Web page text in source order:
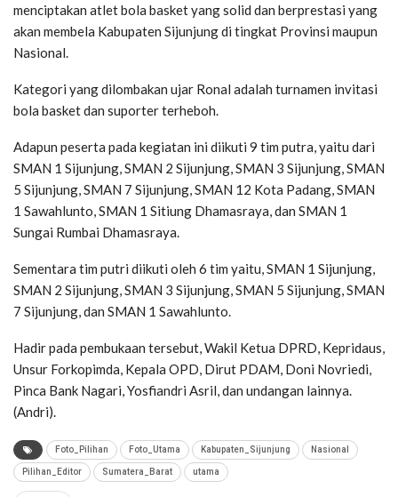
menciptakan atlet bola basket yang solid dan berprestasi yang
akan membela Kabupaten Sijunjung di tingkat Provinsi maupun
Nasional.
Kategori yang dilombakan ujar Ronal adalah turnamen invitasi
bola basket dan suporter terheboh.
Adapun peserta pada kegiatan ini diikuti 9 tim putra, yaitu dari
SMAN 1 Sijunjung, SMAN 2 Sijunjung, SMAN 3 Sijunjung, SMAN
5 Sijunjung, SMAN 7 Sijunjung, SMAN 12 Kota Padang, SMAN
1 Sawahlunto, SMAN 1 Sitiung Dhamasraya, dan SMAN 1
Sungai Rumbai Dhamasraya.
Sementara tim putri diikuti oleh 6 tim yaitu, SMAN 1 Sijunjung,
SMAN 2 Sijunjung, SMAN 3 Sijunjung, SMAN 5 Sijunjung, SMAN
7 Sijunjung, dan SMAN 1 Sawahlunto.
Hadir pada pembukaan tersebut, Wakil Ketua DPRD, Kepridaus,
Unsur Forkopimda, Kepala OPD, Dirut PDAM, Doni Novriedi,
Pinca Bank Nagari, Yosfiandri Asril, dan undangan lainnya.
(Andri).
Foto_Pilihan Foto_Utama Kabupaten_Sijunjung Nasional
Pilihan_Editor Sumatera_Barat utama